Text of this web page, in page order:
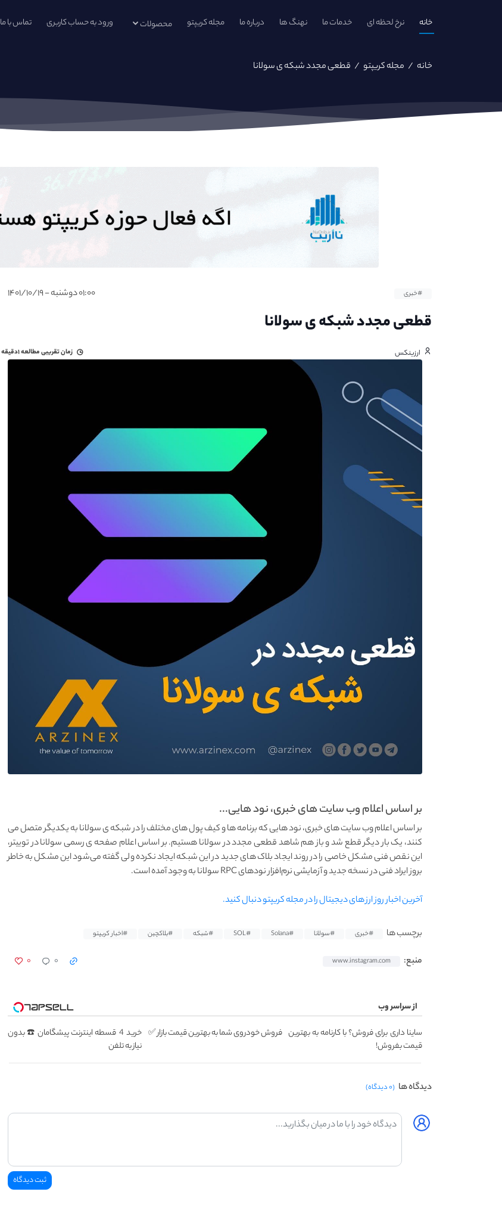
خانه نرخ لحظه ای خدمات ما نهنگ ها درباره ما مجله کریپتو محصولات ورود به حساب کاربری تماس با ما
خانه / مجله کریپتو / قطعی مجدد شبکه ی سولانا
#خبری ۰۱:۰۰ دوشنبه - ۱۴۰۱/۱۰/۱۹
قطعی مجدد شبکه ی سولانا
ارزینکس زمان تقریبی مطالعه۱دقیقه
بر اساس اعلام وب سایت های خبری، نود هایی...
بر اساس اعلام وب سایت های خبری، نود هایی که برنامه‌ ها و کیف پول‌ های مختلف را در شبکه ی سولانا به یکدیگر متصل می
کنند، یک بار دیگر قطع شد و باز هم شاهد قطعی مجدد در سولانا هستیم. بر اساس اعلام صفحه ی رسمی سولانا در توییتر،
این نقص فنی مشکل خاصی را در روند ایجاد بلاک‌ های جدید در این شبکه ایجاد نکرده ولی گفته می‌شود این مشکل به‌ خاطر
بروز ایراد فنی در نسخه جدید و آزمایشی نرم‌افزار نودهای RPC سولانا به وجود آمده است.
آخرین اخبار روز ارز های دیجیتال را در مجله کریپتو دنبال کنید.
برچسب ها #خبری #سولانا #Solana
#SOL #شبکه #بلاکچین #اخبار کریپتو
منبع: www.instagram.com ۰ ۰
از سراسر وب
ساینا داری برای فروش؟ با کارنامه به بهترین
قیمت بفروش!
فروش خودروی شما به بهترین قیمت بازار ✅
خرید 4 قسطه اینترنت پیشگامان ☎️ بدون
نیاز به تلفن
دیدگاه ها (۰ دیدگاه)